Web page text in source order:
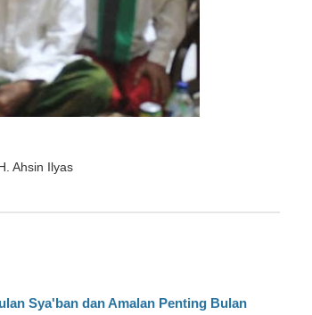
Ahsin Ilyas
Sya'ban dan Amalan Penting Bulan